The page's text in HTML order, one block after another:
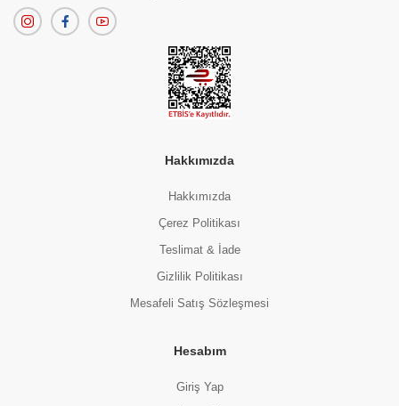
Hakkımızda
Hakkımızda
Çerez Politikası
Teslimat & İade
Gizlilik Politikası
Mesafeli Satış Sözleşmesi
Hesabım
Giriş Yap